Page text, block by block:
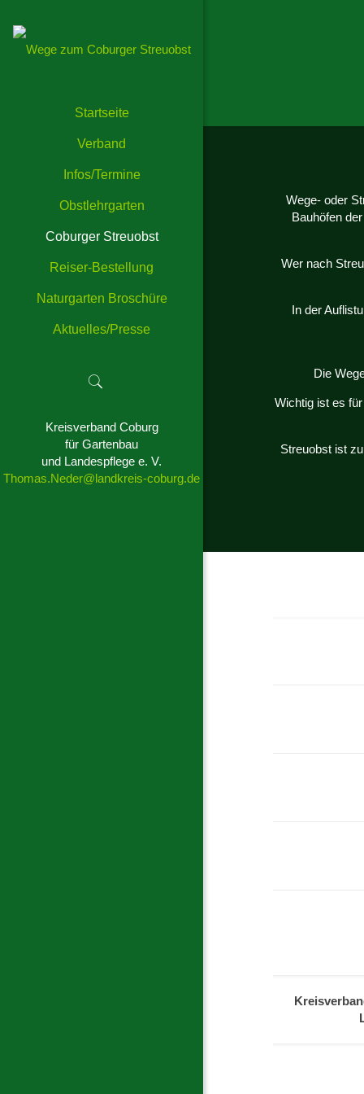
Startseite
Verband
Infos/Termine
Obstlehrgarten
Coburger Streuobst
Reiser-Bestellung
Naturgarten Broschüre
Aktuelles/Presse
Kreisverband Coburg
für Gartenbau
und Landespflege e. V.
Thomas.Neder@landkreis-coburg.de
Wege- oder
Bauhöfen
Wer nach
In der
Die
Wichtig ist es
Streuobst ist